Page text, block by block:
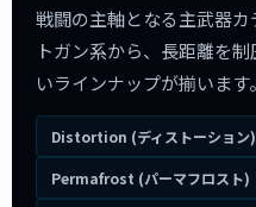
戦闘の主軸となる主武器
トガン系から、長距離を
いラインナップが揃います。
Distortion (ディストーション)
Permafrost (パーマフロスト)